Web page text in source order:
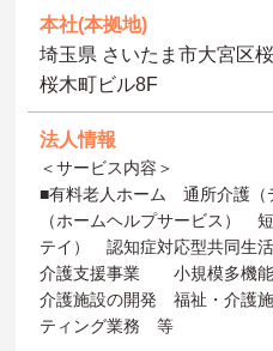
本社(本拠地)
埼玉県 さいたま市大宮区
桜木町ビル8F
法人情報
＜サービス内容＞
■有料老人ホーム 通所介護
（ホームヘルプサービス）
テイ） 認知症対応型共同生
介護支援事業 小規模多機
介護施設の開発 福祉・介護
ティング業務 等